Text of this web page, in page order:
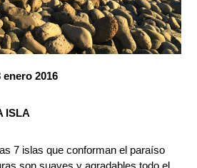
enero 2016
ISLA
7 islas que conforman el paraíso